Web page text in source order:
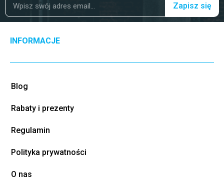
Zapisz się
INFORMACJE
Blog
Rabaty i prezenty
Regulamin
Polityka prywatności
O nas